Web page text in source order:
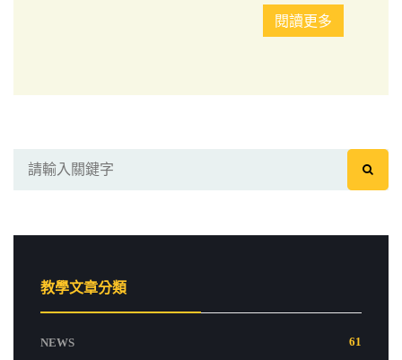
閱讀更多
教學文章分類
NEWS 61